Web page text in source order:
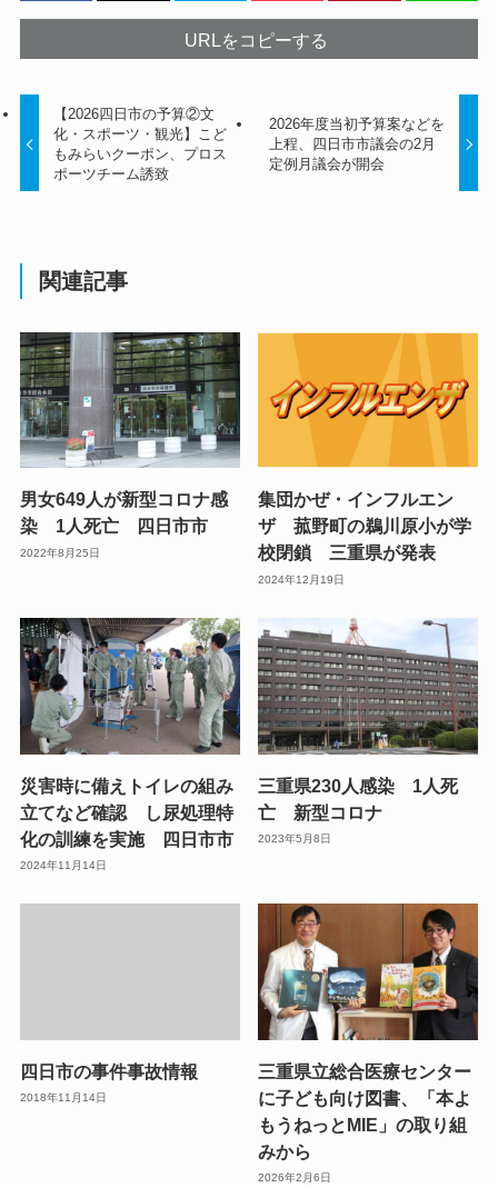
URLをコピーする
【2026四日市の予算②文
化・スポーツ・観光】こど
もみらいクーポン、プロス
ポーツチーム誘致
2026年度当初予算案などを
上程、四日市市議会の2月
定例月議会が開会
関連記事
男女649人が新型コロナ感
染 1人死亡 四日市市
2022年8月25日
集団かぜ・インフルエン
ザ 菰野町の鵜川原小が学
校閉鎖 三重県が発表
2024年12月19日
災害時に備えトイレの組み
立てなど確認 し尿処理特
化の訓練を実施 四日市市
2024年11月14日
三重県230人感染 1人死
亡 新型コロナ
2023年5月8日
四日市の事件事故情報
2018年11月14日
三重県立総合医療センター
に子ども向け図書、「本よ
もうねっとMIE」の取り組
みから
2026年2月6日